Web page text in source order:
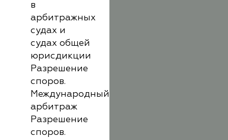
в
арбитражных
судах и
судах общей
юрисдикции
Разрешение
споров.
Международный
арбитраж
Разрешение
споров.